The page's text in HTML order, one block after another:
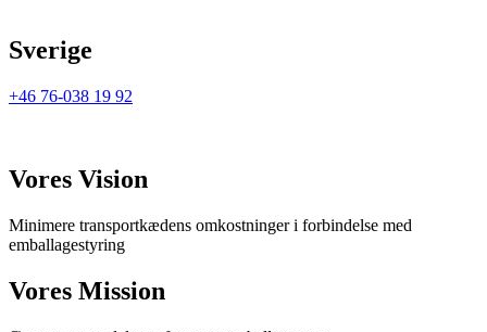
Sverige
+46 76-038 19 92
Vores Vision
Minimere transportkædens omkostninger i forbindelse med
emballagestyring
Vores Mission